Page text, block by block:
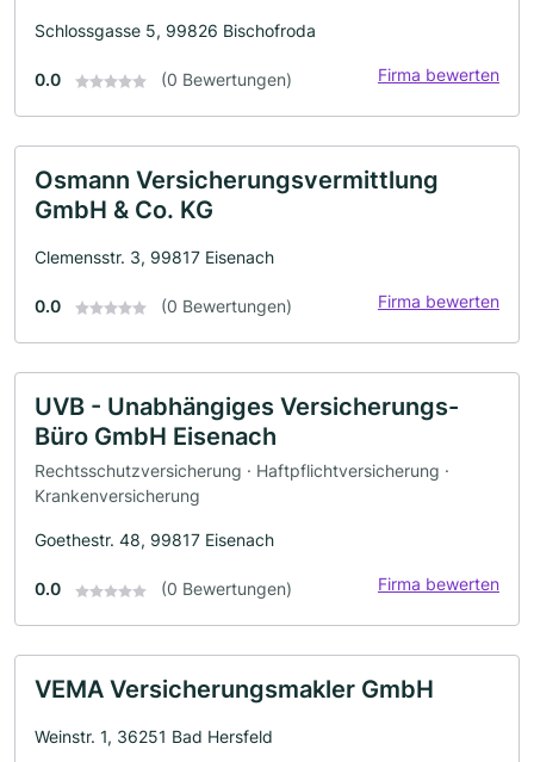
Schlossgasse 5, 99826 Bischofroda
0.0 (0 Bewertungen) Firma bewerten
Osmann Versicherungsvermittlung
GmbH & Co. KG
Clemensstr. 3, 99817 Eisenach
0.0 (0 Bewertungen) Firma bewerten
UVB - Unabhängiges Versicherungs-
Büro GmbH Eisenach
Rechtsschutzversicherung · Haftpflichtversicherung ·
Krankenversicherung
Goethestr. 48, 99817 Eisenach
0.0 (0 Bewertungen) Firma bewerten
VEMA Versicherungsmakler GmbH
Weinstr. 1, 36251 Bad Hersfeld